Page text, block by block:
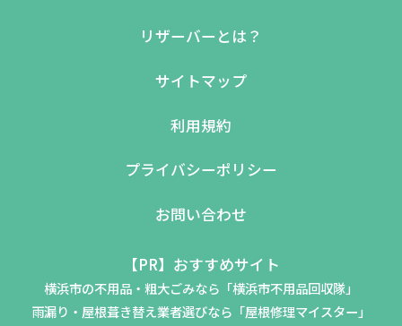
リザーバーとは？
サイトマップ
利用規約
プライバシーポリシー
お問い合わせ
【PR】おすすめサイト
横浜市の不用品・粗大ごみなら「横浜市不用品回収隊」
雨漏り・屋根葺き替え業者選びなら「屋根修理マイスター」